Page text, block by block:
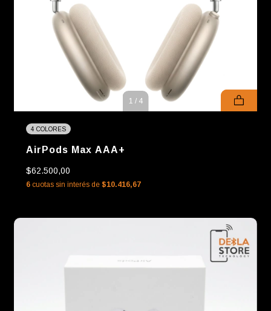
1 / 4
4 COLORES
AirPods Max AAA+
$62.500,00
6 cuotas sin interés de $10.416,67